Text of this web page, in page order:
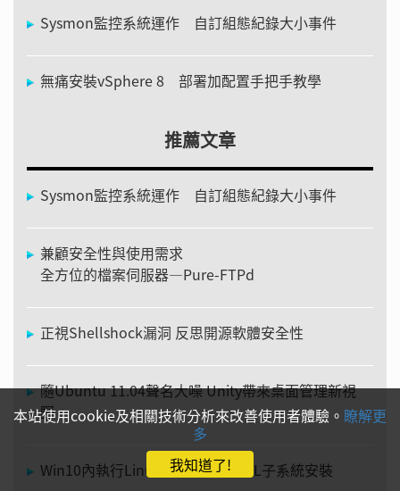
Sysmon監控系統運作 自訂組態紀錄大小事件
無痛安裝vSphere 8 部署加配置手把手教學
推薦文章
Sysmon監控系統運作 自訂組態紀錄大小事件
兼顧安全性與使用需求
全方位的檔案伺服器—Pure-FTPd
正視Shellshock漏洞 反思開源軟體安全性
隨Ubuntu 11.04聲名大噪 Unity帶來桌面管理新視
野
Win10內執行Linux程式 實戰WSL子系統安裝
本站使用cookie及相關技術分析來改善使用者體驗。 瞭解更
多
我知道了!